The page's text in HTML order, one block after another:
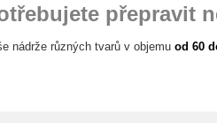
přepravit
nádrže různých tvarů v objemuod 60